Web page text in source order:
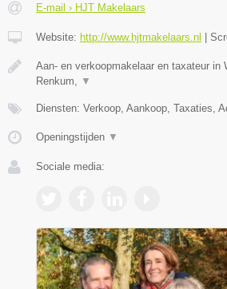
E-mail › HJT Makelaars
Website: http://www.hjtmakelaars.nl |
Aan- en verkoopmakelaar en taxateur in
Renkum,
▼
Diensten: Verkoop, Aankoop, Taxaties,
Openingstijden ▼
Sociale media: